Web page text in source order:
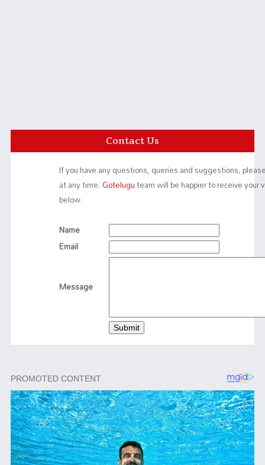
Contact Us
If you have any questions, queries and suggestions,
at any time.Goteluguteam will be happier to receive your
below.
Name
Email
Message